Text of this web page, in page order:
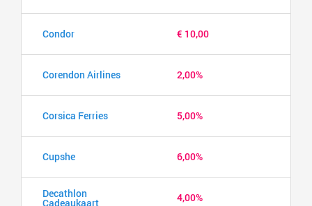
Condor € 10,00
Corendon Airlines 2,00%
Corsica Ferries 5,00%
Cupshe 6,00%
Decathlon
Cadeaukaart 4,00%